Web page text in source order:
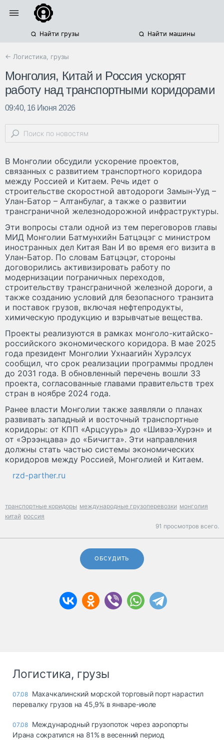
Найти грузы Найти машины
← Логистика, грузы
Монголия, Китай и Россия ускорят
работу над транспортными коридорами
09:40, 16 Июня 2026
В Монголии обсудили ускорение проектов,
связанных с развитием транспортного коридора
между Россией и Китаем. Речь идет о
строительстве скоростной автодороги Замын-Ууд –
Улан-Батор – Алтанбулаг, а также о развитии
трансграничной железнодорожной инфраструктуры.
Эти вопросы стали одной из тем переговоров главы
МИД Монголии Батмунхийн Батцэцэг с министром
иностранных дел Китая Ван И во время его визита в
Улан-Батор. По словам Батцэцэг, стороны
договорились активизировать работу по
модернизации пограничных переходов,
строительству трансграничной железной дороги, а
также созданию условий для безопасного транзита
и поставок грузов, включая нефтепродукты,
химическую продукцию и взрывчатые вещества.
Проекты реализуются в рамках монголо-китайско-
российского экономического коридора. В мае 2025
года президент Монголии Ухнаагийн Хурэлсух
сообщил, что срок реализации программы продлен
до 2031 года. В обновленный перечень вошли 33
проекта, согласованные главами правительств трех
стран в ноябре 2024 года.
Ранее власти Монголии также заявляли о планах
развивать западный и восточный транспортные
коридоры: от КПП «Арцсуурь» до «Шивээ-Хурэн» и
от «Эрээнцава» до «Бичигта». Эти направления
должны стать частью системы экономических
коридоров между Россией, Монголией и Китаем.
rzd-parther.ru
транспортные коридоры международные грузоперевозки монголия
китай россия
91 просмотров всего.
ОБСУДИТЬ
Логистика, грузы
07.08 Махачкалинский морской торговый порт нарастил
перевалку грузов на 45,9% в январе-июле
07.08 Международный грузопоток через аэропорты
Ирана сократился на 81% в весенний период